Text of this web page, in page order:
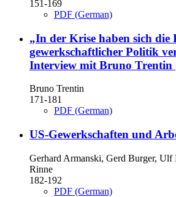
151-169
PDF (German)
„In der Krise haben sich die
gewerkschaftlicher Politik
Interview mit Bruno
Bruno Trentin
171-181
PDF (German)
US-Gewerkschaften und
Gerhard Armanski, Gerd Burger, Ulf
Rinne
182-192
PDF (German)